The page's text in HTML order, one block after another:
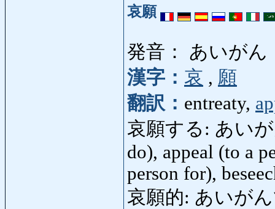
哀願
発音： あいがん
漢字： 哀 , 願
翻訳： entreaty,
哀願する: あいが
do), appeal (to a
person for),
哀願的: あいが